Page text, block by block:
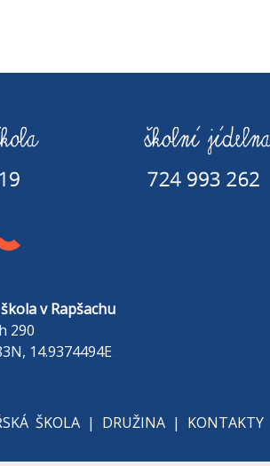
v Rapšachu
290
14.9374494E
ŠKOLA | DRUŽINA | KONTAKTY